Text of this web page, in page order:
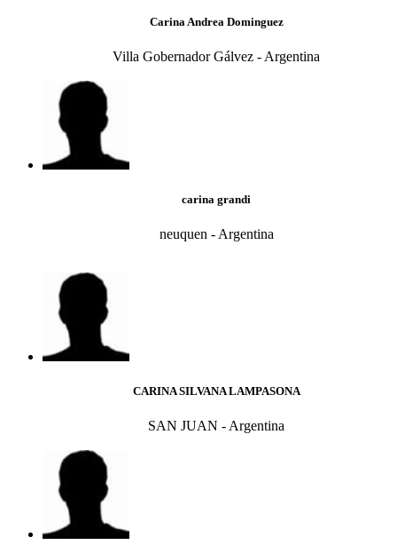
Carina Andrea Dominguez
Villa Gobernador Gálvez - Argentina
carina grandi
neuquen - Argentina
CARINA SILVANA LAMPASONA
SAN JUAN - Argentina